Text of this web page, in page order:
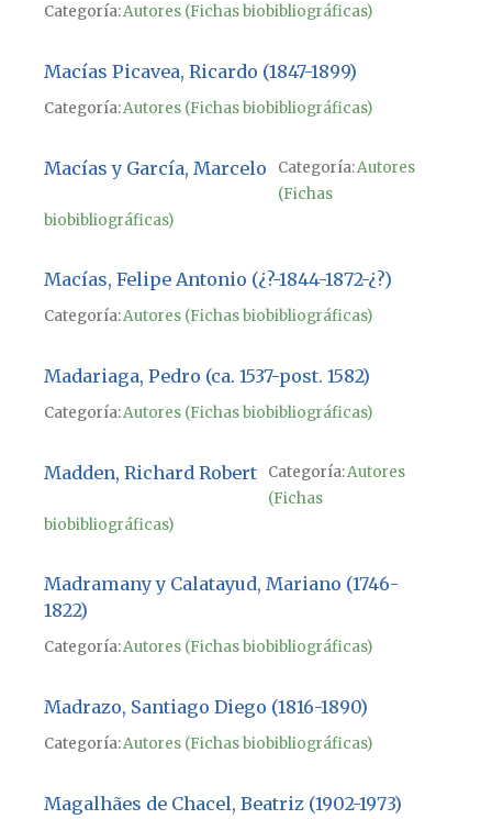
Categoría:Autores (Fichas biobibliográficas)
Macías Picavea, Ricardo (1847-1899)
Categoría:Autores (Fichas biobibliográficas)
Macías y García, Marcelo Categoría:Autores
(Fichas
biobibliográficas)
Macías, Felipe Antonio (¿?-1844-1872-¿?)
Categoría:Autores (Fichas biobibliográficas)
Madariaga, Pedro (ca. 1537-post. 1582)
Categoría:Autores (Fichas biobibliográficas)
Madden, Richard Robert Categoría:Autores
(Fichas
biobibliográficas)
Madramany y Calatayud, Mariano (1746-
1822)
Categoría:Autores (Fichas biobibliográficas)
Madrazo, Santiago Diego (1816-1890)
Categoría:Autores (Fichas biobibliográficas)
Magalhães de Chacel, Beatriz (1902-1973)